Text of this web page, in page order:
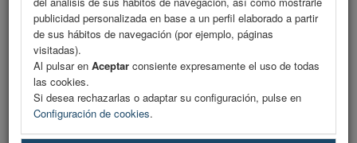
publicidad personalizada en base a un perfil elaborado a partir
de sus hábitos de navegación (por ejemplo, páginas
visitadas).
Al pulsar en Aceptar consiente expresamente el uso de todas
las cookies.
Si desea rechazarlas o adaptar su configuración, pulse en
Configuración de cookies.
Descanso
Miércoles 11 de marzo